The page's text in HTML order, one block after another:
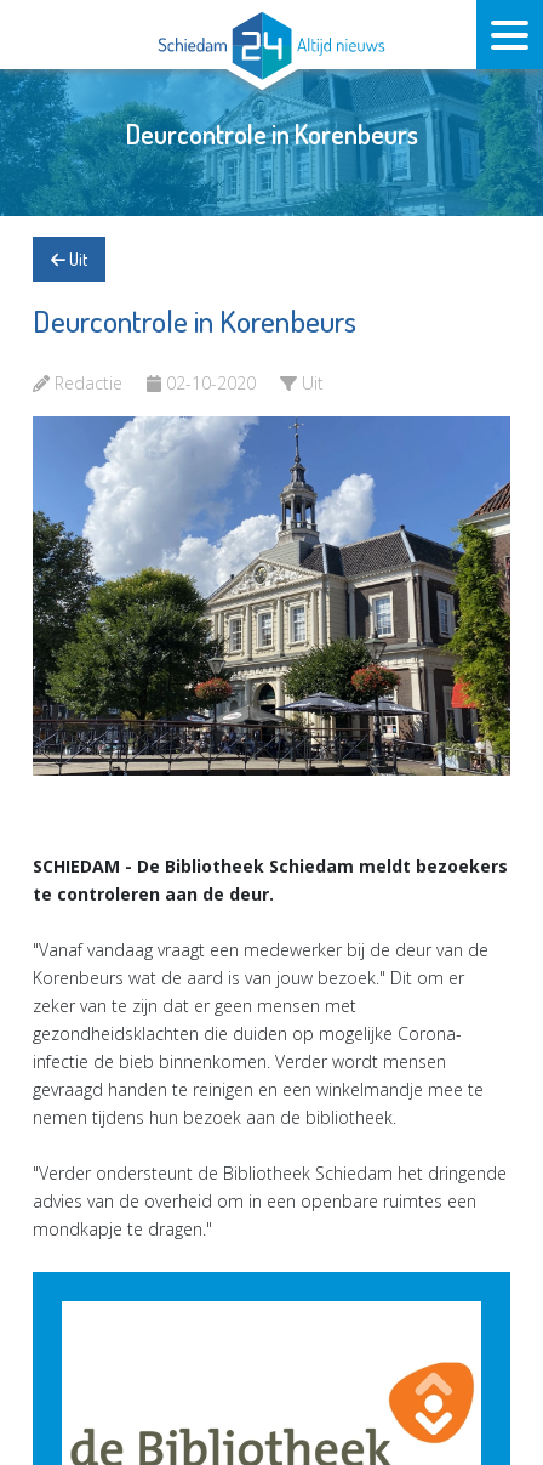
Deurcontrole in Korenbeurs
Uit
Deurcontrole in Korenbeurs
Redactie 02-10-2020 Uit
SCHIEDAM - De Bibliotheek Schiedam meldt bezoekers
te controleren aan de deur.
"Vanaf vandaag vraagt een medewerker bij de deur van de
Korenbeurs wat de aard is van jouw bezoek." Dit om er
zeker van te zijn dat er geen mensen met
gezondheidsklachten die duiden op mogelijke Corona-
infectie de bieb binnenkomen. Verder wordt mensen
gevraagd handen te reinigen en een winkelmandje mee te
nemen tijdens hun bezoek aan de bibliotheek.
"Verder ondersteunt de Bibliotheek Schiedam het dringende
advies van de overheid om in een openbare ruimtes een
mondkapje te dragen."